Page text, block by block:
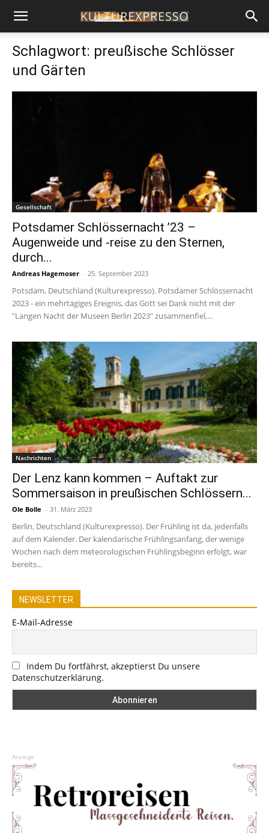
Schlagwort: preußische Schlösser
und Gärten
Gesellschaft
Potsdamer Schlössernacht ’23 –
Augenweide und -reise zu den Sternen,
durch...
Andreas Hagemoser - 25. September 2023
Potsdam, Deutschland (Kulturexpresso). Potsdamer Schlössernacht
2023 - ein mehrtägiges Ereignis, das Gott sei Dank nicht mit der
"Langen Nacht der Museen Berlin 2023" zusammenfiel,...
Nachrichten
Der Lenz kann kommen – Auftakt zur
Sommersaison in preußischen Schlössern...
Ole Bolle - 31. März 2023
Berlin, Deutschland (Kulturexpresso). Der Frühling ist da, jedenfalls
auf dem Kalender. Der kalendarische Frühlingsanfang, der wenige
Wochen nach dem meteorologischen Frühlingsbeginn erfolgt, war
bereits...
NEWSLETTER
E-Mail-Adresse
Indem Du fortfährst, akzeptierst Du unsere
Datenschutzerklärung.
Anzeige